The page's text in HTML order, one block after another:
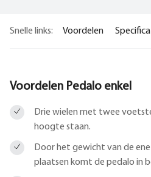
Snelle links: Voordelen
Voordelen Pedalo enkel
Drie wielen met twee
hoogte staan.
Door het gewicht van de
plaatsen komt de pedalo in